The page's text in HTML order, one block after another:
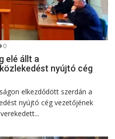
0
elé állt a
nyújtó cég
elkezdődött szerdán a
nyújtó cég vezetőjének